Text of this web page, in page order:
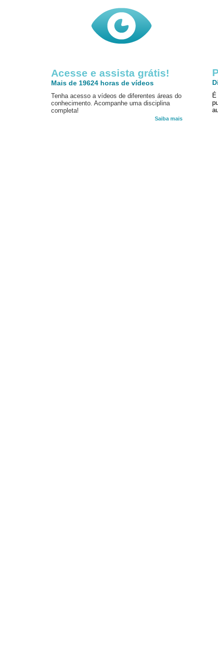
Acesse e assista grátis!
Mais de 19624 horas de vídeos
Tenha acesso a vídeos de diferentes áreas do
conhecimento. Acompanhe uma disciplina
completa!
Saiba mais